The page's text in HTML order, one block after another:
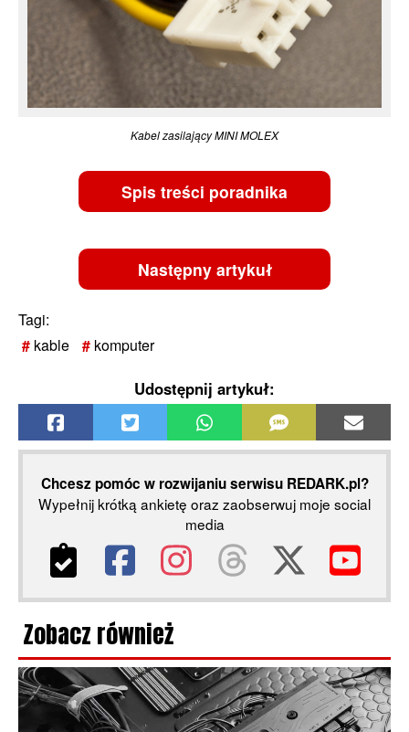
Kabel zasilający MINI MOLEX
Spis treści poradnika
Następny artykuł
Tagi:
kable
komputer
Udostępnij artykuł:
Chcesz pomóc w rozwijaniu serwisu REDARK.pl?
Wypełnij krótką ankietę oraz zaobserwuj moje social
media
Zobacz również